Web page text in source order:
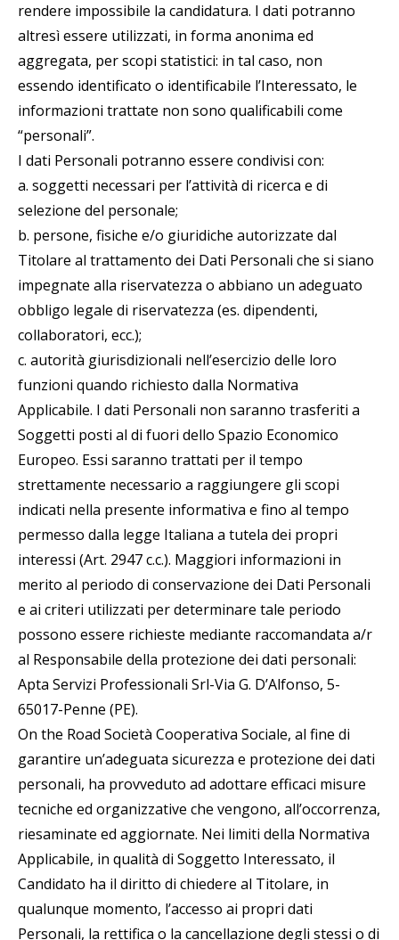
rendere impossibile la candidatura. I dati potranno
altresì essere utilizzati, in forma anonima ed
aggregata, per scopi statistici: in tal caso, non
essendo identificato o identificabile l’Interessato, le
informazioni trattate non sono qualificabili come
“personali”.
I dati Personali potranno essere condivisi con:
a. soggetti necessari per l’attività di ricerca e di
selezione del personale;
b. persone, fisiche e/o giuridiche autorizzate dal
Titolare al trattamento dei Dati Personali che si siano
impegnate alla riservatezza o abbiano un adeguato
obbligo legale di riservatezza (es. dipendenti,
collaboratori, ecc.);
c. autorità giurisdizionali nell’esercizio delle loro
funzioni quando richiesto dalla Normativa
Applicabile. I dati Personali non saranno trasferiti a
Soggetti posti al di fuori dello Spazio Economico
Europeo. Essi saranno trattati per il tempo
strettamente necessario a raggiungere gli scopi
indicati nella presente informativa e fino al tempo
permesso dalla legge Italiana a tutela dei propri
interessi (Art. 2947 c.c.). Maggiori informazioni in
merito al periodo di conservazione dei Dati Personali
e ai criteri utilizzati per determinare tale periodo
possono essere richieste mediante raccomandata a/r
al Responsabile della protezione dei dati personali:
Apta Servizi Professionali Srl-Via G. D’Alfonso, 5-
65017-Penne (PE).
On the Road Società Cooperativa Sociale, al fine di
garantire un’adeguata sicurezza e protezione dei dati
personali, ha provveduto ad adottare efficaci misure
tecniche ed organizzative che vengono, all’occorrenza,
riesaminate ed aggiornate. Nei limiti della Normativa
Applicabile, in qualità di Soggetto Interessato, il
Candidato ha il diritto di chiedere al Titolare, in
qualunque momento, l’accesso ai propri dati
Personali, la rettifica o la cancellazione degli stessi o di